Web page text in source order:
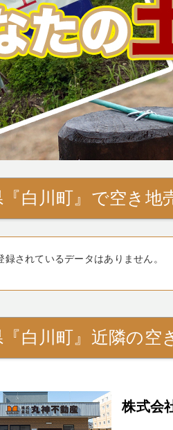
白川町』で空き地
されているデータはありません。
白川町』近隣の空
株式会